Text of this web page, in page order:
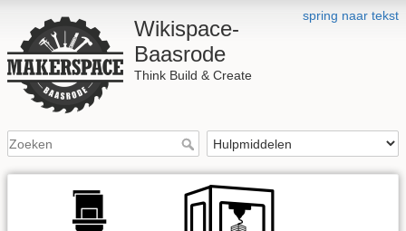
spring naar tekst
Wikispace-
Baasrode
Think Build & Create